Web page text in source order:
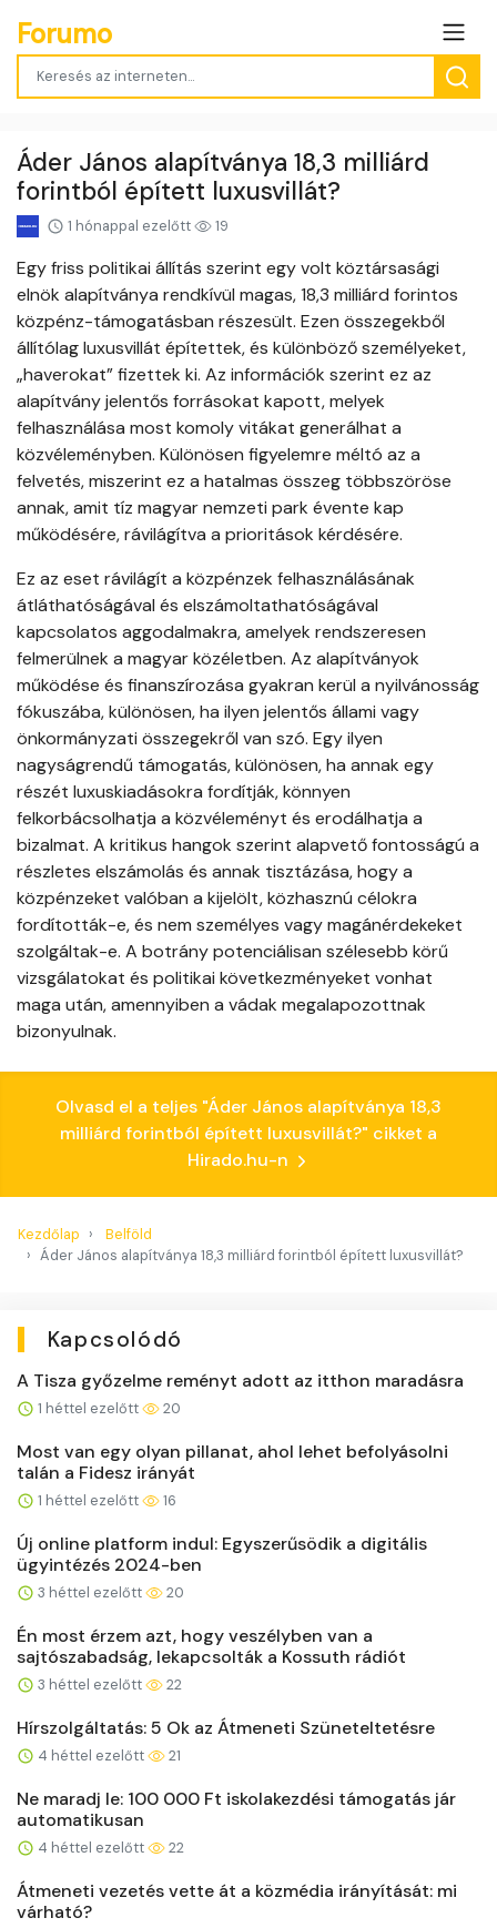
Forumo
Áder János alapítványa 18,3 milliárd
forintból épített luxusvillát?
1 hónappal ezelőtt 19
Egy friss politikai állítás szerint egy volt köztársasági
elnök alapítványa rendkívül magas, 18,3 milliárd forintos
közpénz-támogatásban részesült. Ezen összegekből
állítólag luxusvillát építettek, és különböző személyeket,
„haverokat” fizettek ki. Az információk szerint ez az
alapítvány jelentős forrásokat kapott, melyek
felhasználása most komoly vitákat generálhat a
közvéleményben. Különösen figyelemre méltó az a
felvetés, miszerint ez a hatalmas összeg többszöröse
annak, amit tíz magyar nemzeti park évente kap
működésére, rávilágítva a prioritások kérdésére.
Ez az eset rávilágít a közpénzek felhasználásának
átláthatóságával és elszámoltathatóságával
kapcsolatos aggodalmakra, amelyek rendszeresen
felmerülnek a magyar közéletben. Az alapítványok
működése és finanszírozása gyakran kerül a nyilvánosság
fókuszába, különösen, ha ilyen jelentős állami vagy
önkormányzati összegekről van szó. Egy ilyen
nagyságrendű támogatás, különösen, ha annak egy
részét luxuskiadásokra fordítják, könnyen
felkorbácsolhatja a közvéleményt és erodálhatja a
bizalmat. A kritikus hangok szerint alapvető fontosságú a
részletes elszámolás és annak tisztázása, hogy a
közpénzeket valóban a kijelölt, közhasznú célokra
fordították-e, és nem személyes vagy magánérdekeket
szolgáltak-e. A botrány potenciálisan szélesebb körű
vizsgálatokat és politikai következményeket vonhat
maga után, amennyiben a vádak megalapozottnak
bizonyulnak.
Olvasd el a teljes "Áder János alapítványa 18,3
milliárd forintból épített luxusvillát?" cikket a
Hirado.hu-n
Kezdőlap
Belföld
Áder János alapítványa 18,3 milliárd forintból épített luxusvillát?
Kapcsolódó
A Tisza győzelme reményt adott az itthon maradásra
1 héttel ezelőtt 20
Most van egy olyan pillanat, ahol lehet befolyásolni
talán a Fidesz irányát
1 héttel ezelőtt 16
Új online platform indul: Egyszerűsödik a digitális
ügyintézés 2024-ben
3 héttel ezelőtt 20
Én most érzem azt, hogy veszélyben van a
sajtószabadság, lekapcsolták a Kossuth rádiót
3 héttel ezelőtt 22
Hírszolgáltatás: 5 Ok az Átmeneti Szüneteltetésre
4 héttel ezelőtt 21
Ne maradj le: 100 000 Ft iskolakezdési támogatás jár
automatikusan
4 héttel ezelőtt 22
Átmeneti vezetés vette át a közmédia irányítását: mi
várható?